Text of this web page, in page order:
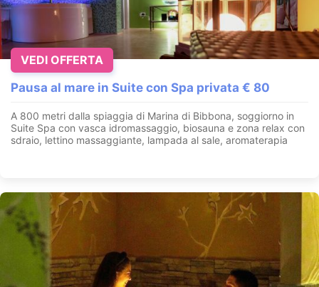
Pausa al mare in Suite con Spa privata € 80
A 800 metri dalla spiaggia di Marina di Bibbona, soggiorno in
Suite Spa con vasca idromassaggio, biosauna e zona relax con
sdraio, lettino massaggiante, lampada al sale, aromaterapia
VEDI OFFERTA